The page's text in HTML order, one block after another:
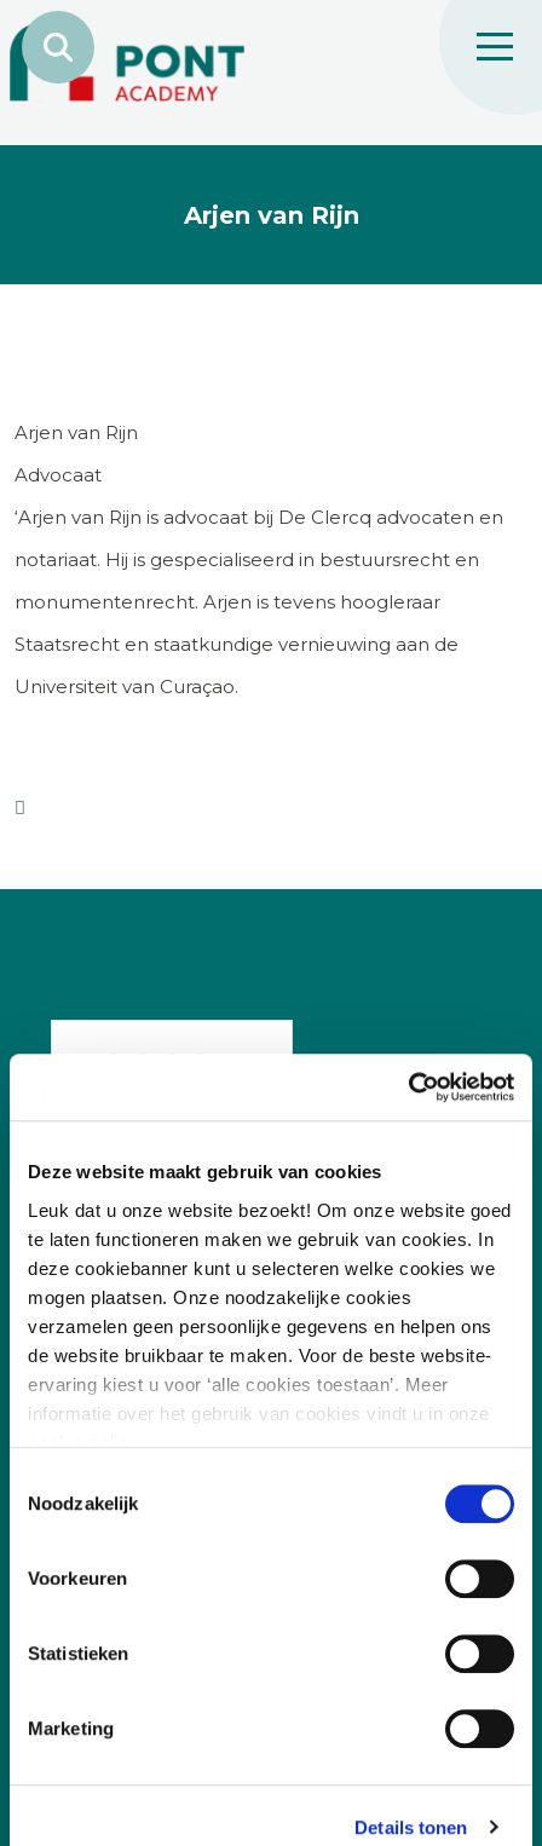
Deze website maakt gebruik van cookies
Leuk dat u onze website bezoekt! Om onze website goed
te laten functioneren maken we gebruik van cookies. In
deze cookiebanner kunt u selecteren welke cookies we
mogen plaatsen. Onze noodzakelijke cookies
verzamelen geen persoonlijke gegevens en helpen ons
de website bruikbaar te maken. Voor de beste website-
ervaring kiest u voor ‘alle cookies toestaan’. Meer
informatie over het gebruik van cookies vindt u in onze
Noodzakelijk
Voorkeuren
Statistieken
Marketing
Details tonen
Arjen van Rijn
Arjen van Rijn
Advocaat
‘Arjen van Rijn is advocaat bij De Clercq advocaten en
notariaat. Hij is gespecialiseerd in bestuursrecht en
monumentenrecht. Arjen is tevens hoogleraar
Staatsrecht en staatkundige vernieuwing aan de
Universiteit van Curaçao.
/ 255 reviews
Vakgebieden
Leefomgeving
Governance
Aanmelden, deelname en annuleren
Incompany